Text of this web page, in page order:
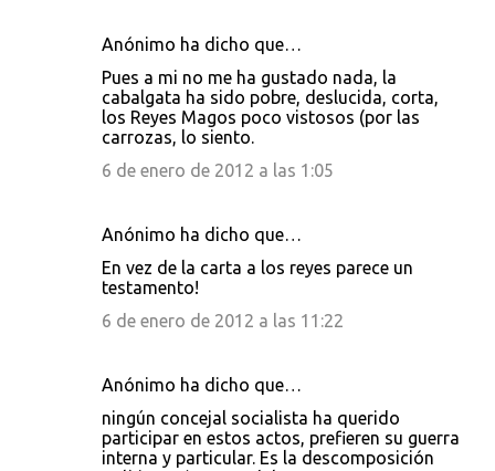
Anónimo ha dicho que…
Pues a mi no me ha gustado nada, la
cabalgata ha sido pobre, deslucida, corta,
los Reyes Magos poco vistosos (por las
carrozas, lo siento.
6 de enero de 2012 a las 1:05
Anónimo ha dicho que…
En vez de la carta a los reyes parece un
testamento!
6 de enero de 2012 a las 11:22
Anónimo ha dicho que…
ningún concejal socialista ha querido
participar en estos actos, prefieren su guerra
interna y particular. Es la descomposición